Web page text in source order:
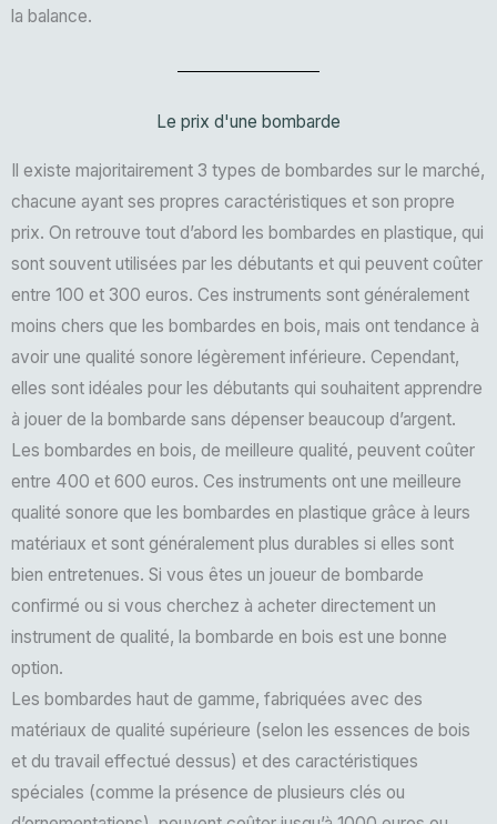
la balance.
Le prix d'une bombarde
Il existe majoritairement 3 types de bombardes sur le marché,
chacune ayant ses propres caractéristiques et son propre
prix. On retrouve tout d’abord les bombardes en plastique, qui
sont souvent utilisées par les débutants et qui peuvent coûter
entre 100 et 300 euros. Ces instruments sont généralement
moins chers que les bombardes en bois, mais ont tendance à
avoir une qualité sonore légèrement inférieure. Cependant,
elles sont idéales pour les débutants qui souhaitent apprendre
à jouer de la bombarde sans dépenser beaucoup d’argent.
Les bombardes en bois, de meilleure qualité, peuvent coûter
entre 400 et 600 euros. Ces instruments ont une meilleure
qualité sonore que les bombardes en plastique grâce à leurs
matériaux et sont généralement plus durables si elles sont
bien entretenues. Si vous êtes un joueur de bombarde
confirmé ou si vous cherchez à acheter directement un
instrument de qualité, la bombarde en bois est une bonne
option.
Les bombardes haut de gamme, fabriquées avec des
matériaux de qualité supérieure (selon les essences de bois
et du travail effectué dessus) et des caractéristiques
spéciales (comme la présence de plusieurs clés ou